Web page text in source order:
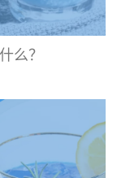
么？